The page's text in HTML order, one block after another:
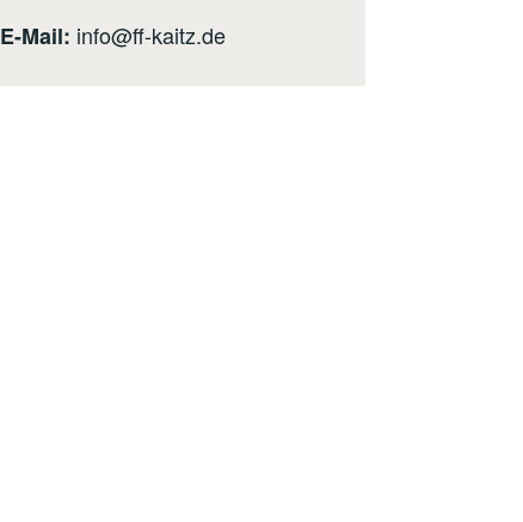
E-Mail: info@ff-kaitz.de